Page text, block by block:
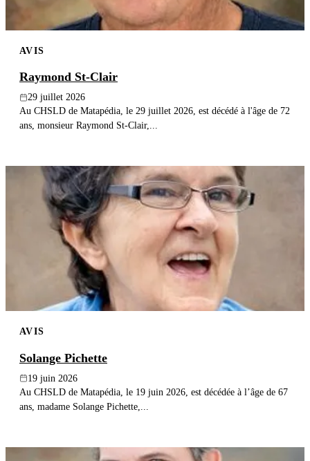
AVIS
Raymond St-Clair
29 juillet 2026
Au CHSLD de Matapédia, le 29 juillet 2026, est décédé à l'âge de 72
ans, monsieur Raymond St-Clair,...
AVIS
Solange Pichette
19 juin 2026
Au CHSLD de Matapédia, le 19 juin 2026, est décédée à l’âge de 67
ans, madame Solange Pichette,...